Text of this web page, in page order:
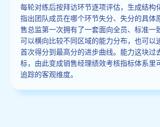
每轮对练后按拜访环节逐项评估，生成结构
指出团队成员在哪个环节失分、失分的具体
售总监第一次拥有了一套面向全员、标准一
可以横向比较不同区域的能力分布，也可以
首次得分到最高分的进步曲线。能力这块过
标，由此变成销售经理绩效考核指标体系里
追踪的客观维度。